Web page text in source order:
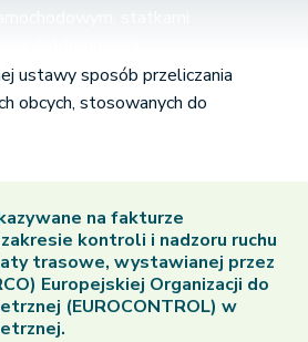
ruchu lotniczego, za
usług
Żeglugi
Polskiej Agencji Żeglugi
ustawy sposób przeliczania
obcych, stosowanych do
na fakturze
kontroli i nadzoru ruchu
trasowe, wystawianej przez
Europejskiej Organizacji do
(EUROCONTROL) w